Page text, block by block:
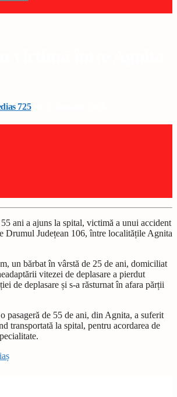
725on 25 ianuarie 2026
ani a ajuns la spital, victimă a unui accident
Drumul Județean 106, între localitățile Agnita
un bărbat în vârstă de 25 de ani, domiciliat
vitezei de deplasare a pierdut
de deplasare și s-a răsturnat în afara părții
pasageră de 55 de ani, din Agnita, a suferit
transportată la spital, pentru acordarea de